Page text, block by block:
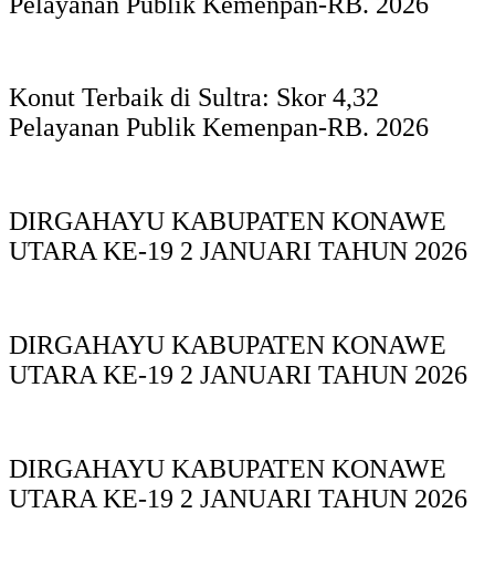
Konut Terbaik di Sultra: Skor 4,32
Pelayanan Publik Kemenpan-RB. 2026
DIRGAHAYU KABUPATEN KONAWE
UTARA KE-19 2 JANUARI TAHUN 2026
DIRGAHAYU KABUPATEN KONAWE
UTARA KE-19 2 JANUARI TAHUN 2026
DIRGAHAYU KABUPATEN KONAWE
UTARA KE-19 2 JANUARI TAHUN 2026